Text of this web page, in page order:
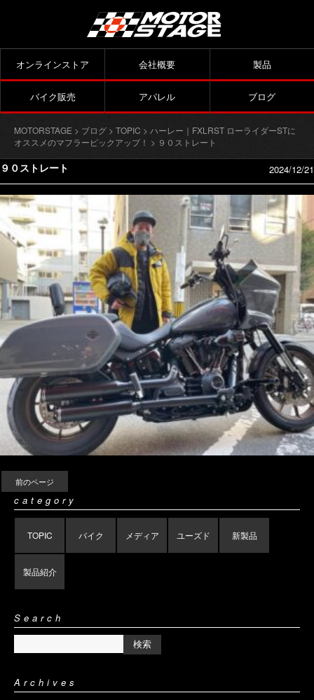
オンラインストア 会社概要 製品
バイク販売 アパレル ブログ
MOTORSTAGE > ブログ > TOPIC > ハーレー｜FXLRST ローライダーSTに
オススメのマフラーピックアップ！ > ９０ストレート
９０ストレート 2024/12/21
前のページ
category
TOPIC バイク メディア ユーズド 新製品
製品紹介
Search
Archives